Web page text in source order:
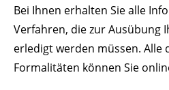
Bei Ihnen erhalten Sie alle
Verfahren, die zur Ausübung
erledigt werden müssen. Alle
Formalitäten können Sie